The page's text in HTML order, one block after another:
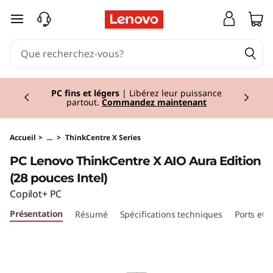
T
k
C
e
n
passer au contenu principal
PC fins et légers | Libérez leur puissance
partout. Commandez maintenant
Accueil > ... > ThinkCentre X Series
PC Lenovo ThinkCentre X AIO Aura Edition
(28 pouces Intel)
Copilot+ PC
Présentation Résumé Spécifications techniques Ports et